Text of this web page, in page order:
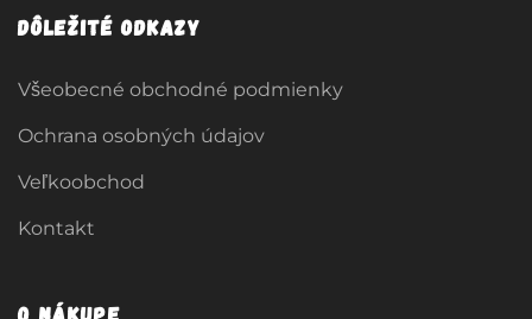
Dôležité odkazy
Všeobecné obchodné podmienky
Ochrana osobných údajov
Veľkoobchod
Kontakt